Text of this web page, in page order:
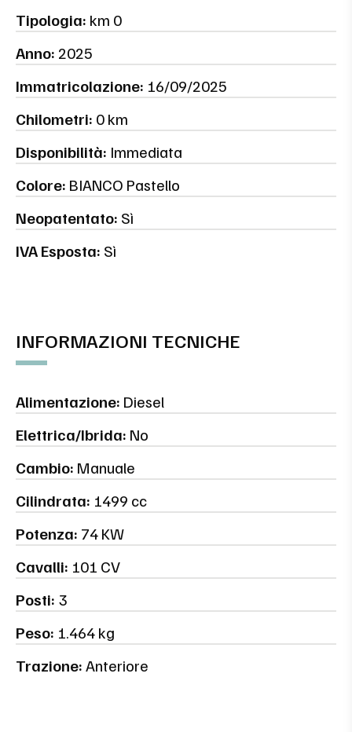
Tipologia: km 0
Anno: 2025
Immatricolazione: 16/09/2025
Chilometri: 0 km
Disponibilità: Immediata
Colore: BIANCO Pastello
Neopatentato: Sì
IVA Esposta: Sì
INFORMAZIONI TECNICHE
Alimentazione: Diesel
Elettrica/Ibrida: No
Cambio: Manuale
Cilindrata: 1499 cc
Potenza: 74 KW
Cavalli: 101 CV
Posti: 3
Peso: 1.464 kg
Trazione:Anteriore